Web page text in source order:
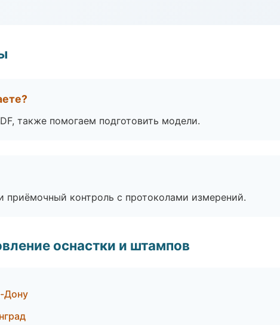
также помогаем подготовить модели.
контроль с протоколами измерений.
оснастки и штампов
Дону